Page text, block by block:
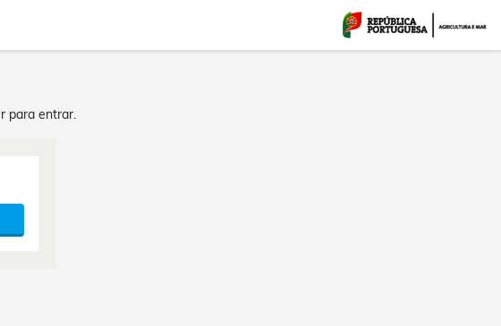
para entrar.